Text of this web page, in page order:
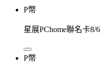
P幣
星展PChome聯名卡8/
P幣